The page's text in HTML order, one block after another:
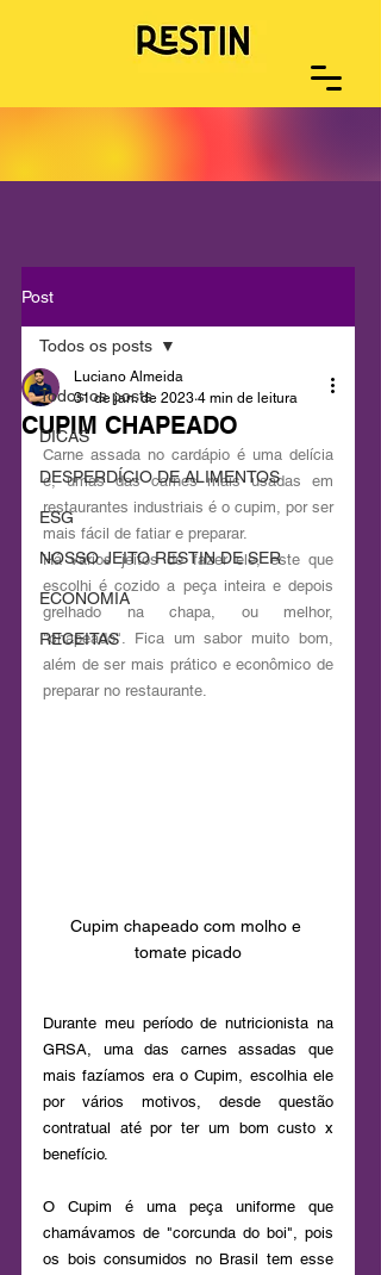
Post
Todos os posts
DICAS
DESPERDÍCIO DE ALIMENTOS
ESG
NOSSO JEITO RESTIN DE SER
ECONOMIA
RECEITAS
Todos os posts
CUPIM CHAPEADO
Luciano Almeida
31 de jan. de 2023 4 min de leitura
Carne assada no cardápio é uma delícia
e, umas das carnes mais usadas em
restaurantes industriais é o cupim, por ser
mais fácil de fatiar e preparar.
Há vários jeitos de fazer ele, este que
escolhi é cozido a peça inteira e depois
grelhado na chapa, ou melhor,
"chapeado". Fica um sabor muito bom,
além de ser mais prático e econômico de
preparar no restaurante.
Cupim chapeado com molho e
tomate picado
Durante meu período de nutricionista na
GRSA, uma das carnes assadas que
mais fazíamos era o Cupim, escolhia ele
por vários motivos, desde questão
contratual até por ter um bom custo x
benefício.
O Cupim é uma peça uniforme que
chamávamos de "corcunda do boi", pois
os bois consumidos no Brasil tem esse